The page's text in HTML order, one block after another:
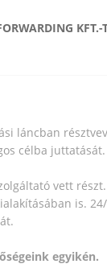
láncban
célba juttatását.
vett részt.
is.
egyikén.